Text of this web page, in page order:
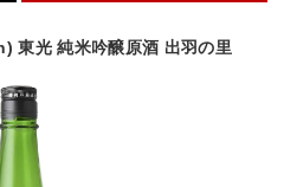
東光 純米吟醸原酒 出羽の里